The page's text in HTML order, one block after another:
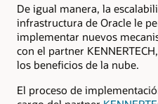
De igual manera, la
infrastructura de Oracle le
implementar nuevos
con el partner
los beneficios de la nube.
El proceso de